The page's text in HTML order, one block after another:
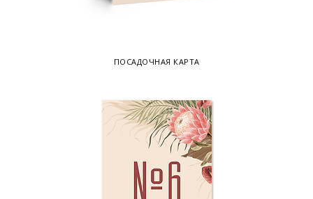
ПОСАДОЧНАЯ КАРТА